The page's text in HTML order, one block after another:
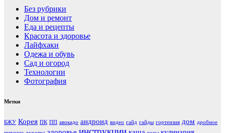
Без рубрики
Дом и ремонт
Еда и рецепты
Красота и здоровье
Лайфхаки
Одежа и обувь
Сад и огород
Технологии
Фотография
Метки
БЖУ Корея ПК ПП авокадо андроид видео гайд гайды гортензия дом дробное